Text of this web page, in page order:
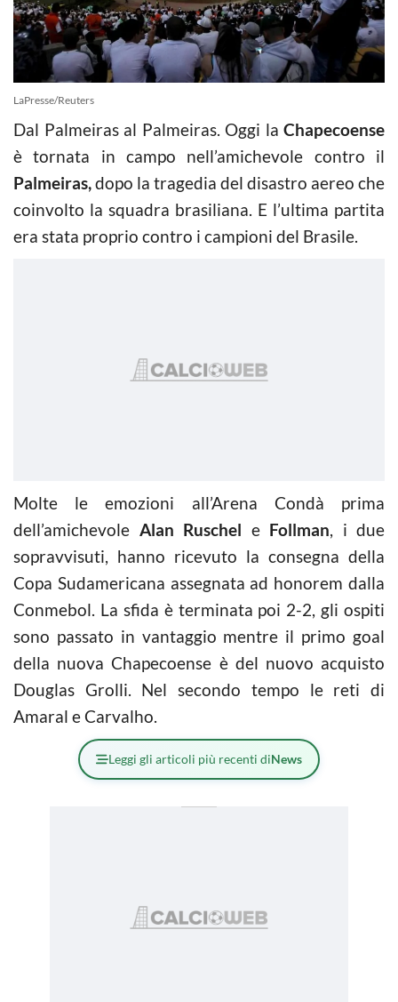
LaPresse/Reuters
Dal Palmeiras al Palmeiras. Oggi la Chapecoense
è tornata in campo nell’amichevole contro il
Palmeiras,dopo la tragedia del disastro aereo che
coinvolto la squadra brasiliana. E l’ultima partita
era stata proprio contro i campioni del Brasile.
Molte le emozioni all’Arena Condà prima
dell’amichevole Alan Ruschel e Follman, i due
sopravvisuti, hanno ricevuto la consegna della
Copa Sudamericana assegnata ad honorem dalla
Conmebol. La sfida è terminata poi 2-2, gli ospiti
sono passato in vantaggio mentre il primo goal
della nuova Chapecoense è del nuovo acquisto
Douglas Grolli. Nel secondo tempo le reti di
Amaral e Carvalho.
Leggi gli articoli più recenti diNews